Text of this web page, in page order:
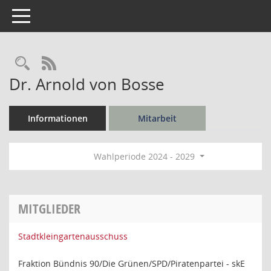
Toggle navigation
Rechercheauswahl
RSS-Feed
Dr. Arnold von Bosse
Informationen Mitarbeit
Wahlperiode 2024 - 2029
MITGLIEDER
Stadtkleingartenausschuss
Fraktion Bündnis 90/Die Grünen/SPD/Piratenpartei - skE